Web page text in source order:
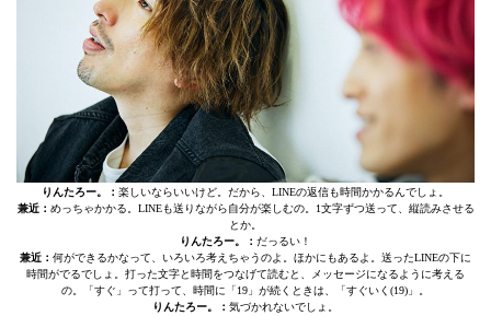
りんたろー。： 楽しいならいいけど。だから、LINEの返信も時間かかるんでしょ。
兼近： めっちゃかかる。LINEも送りながら自分が楽しむの。1文字ずつ送って、縦読みさせる
とか。
りんたろー。： だっるい！
兼近： 何ができるかなって、いろいろ考えちゃうのよ。ほかにもあるよ。送ったLINEの下に
時間がでるでしょ。打った文字と時間をつなげて読むと、メッセージになるように考える
の。「すぐ」って打って、時間に「19」が続くときは、「すぐいく(19)」。
りんたろー。： 気づかれないでしょ。